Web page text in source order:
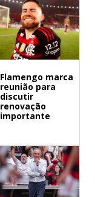
Flamengo marca
reunião para
discutir
renovação
importante